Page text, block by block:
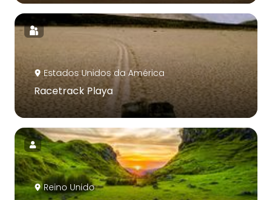
Estados Unidos da América
Racetrack Playa
Reino Unido